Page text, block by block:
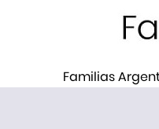
Familias